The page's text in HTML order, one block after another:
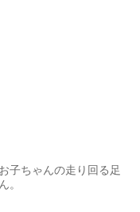
子ちゃんの走り回る足
。